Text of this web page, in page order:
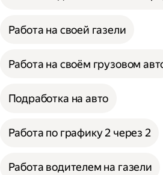
Работа на своей газели
Работа на своём грузовом
Подработка на авто
Работа по графику 2 через 2
Работа водителем на газели